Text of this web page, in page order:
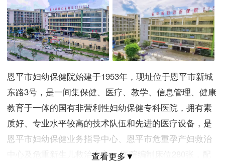
恩平市妇幼保健院始建于1953年，现址位于恩平市新城
东路3号，是一间集保健、医疗、教学、信息管理、健康
教育于一体的国有非营利性妇幼保健专科医院，拥有素
质好、专业水平较高的技术队伍和先进的医疗设备，是
恩平市妇幼保健业务指导中心、恩平市危重孕产妇救治
中心及危重新生儿救治中心。 医院编制床位280张，配
查看更多▼